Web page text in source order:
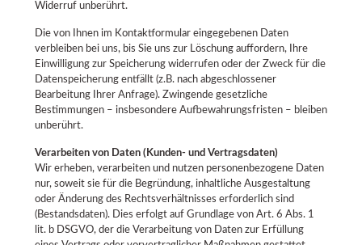
Widerruf unberührt.
Die von Ihnen im Kontaktformular eingegebenen Daten
verbleiben bei uns, bis Sie uns zur Löschung auffordern, Ihre
Einwilligung zur Speicherung widerrufen oder der Zweck für die
Datenspeicherung entfällt (z.B. nach abgeschlossener
Bearbeitung Ihrer Anfrage). Zwingende gesetzliche
Bestimmungen – insbesondere Aufbewahrungsfristen – bleiben
unberührt.
Verarbeiten von Daten (Kunden- und Vertragsdaten)
Wir erheben, verarbeiten und nutzen personenbezogene Daten
nur, soweit sie für die Begründung, inhaltliche Ausgestaltung
oder Änderung des Rechtsverhältnisses erforderlich sind
(Bestandsdaten). Dies erfolgt auf Grundlage von Art. 6 Abs. 1
lit. b DSGVO, der die Verarbeitung von Daten zur Erfüllung